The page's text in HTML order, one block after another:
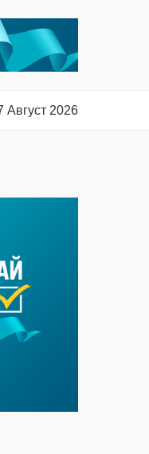
Август 2026